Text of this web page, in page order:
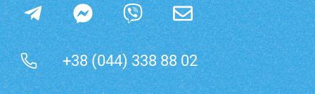
+38 (044) 338 88 02